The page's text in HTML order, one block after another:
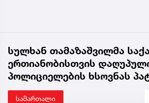
სულხან თამაზაშვილმა
ერთიანობისთვის
პოლიციელების ხსოვნას
სამართალი